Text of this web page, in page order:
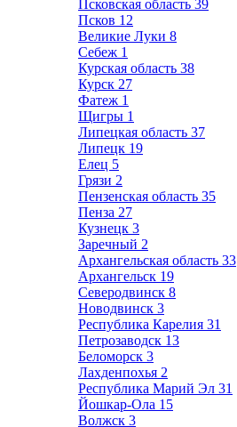
Псковская область 39
Псков 12
Великие Луки 8
Себеж 1
Курская область 38
Курск 27
Фатеж 1
Щигры 1
Липецкая область 37
Липецк 19
Елец 5
Грязи 2
Пензенская область 35
Пенза 27
Кузнецк 3
Заречный 2
Архангельская область 33
Архангельск 19
Северодвинск 8
Новодвинск 3
Республика Карелия 31
Петрозаводск 13
Беломорск 3
Лахденпохья 2
Республика Марий Эл 31
Йошкар-Ола 15
Волжск 3